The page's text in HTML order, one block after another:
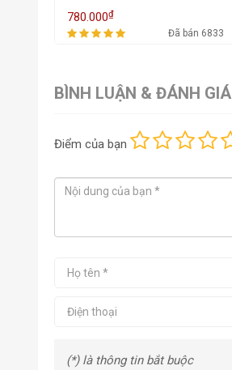
780.000₫
Đã bán 6833
BÌNH LUẬN & ĐÁNH GIÁ
Điểm của bạn
(*) là thông tin bắt buộc